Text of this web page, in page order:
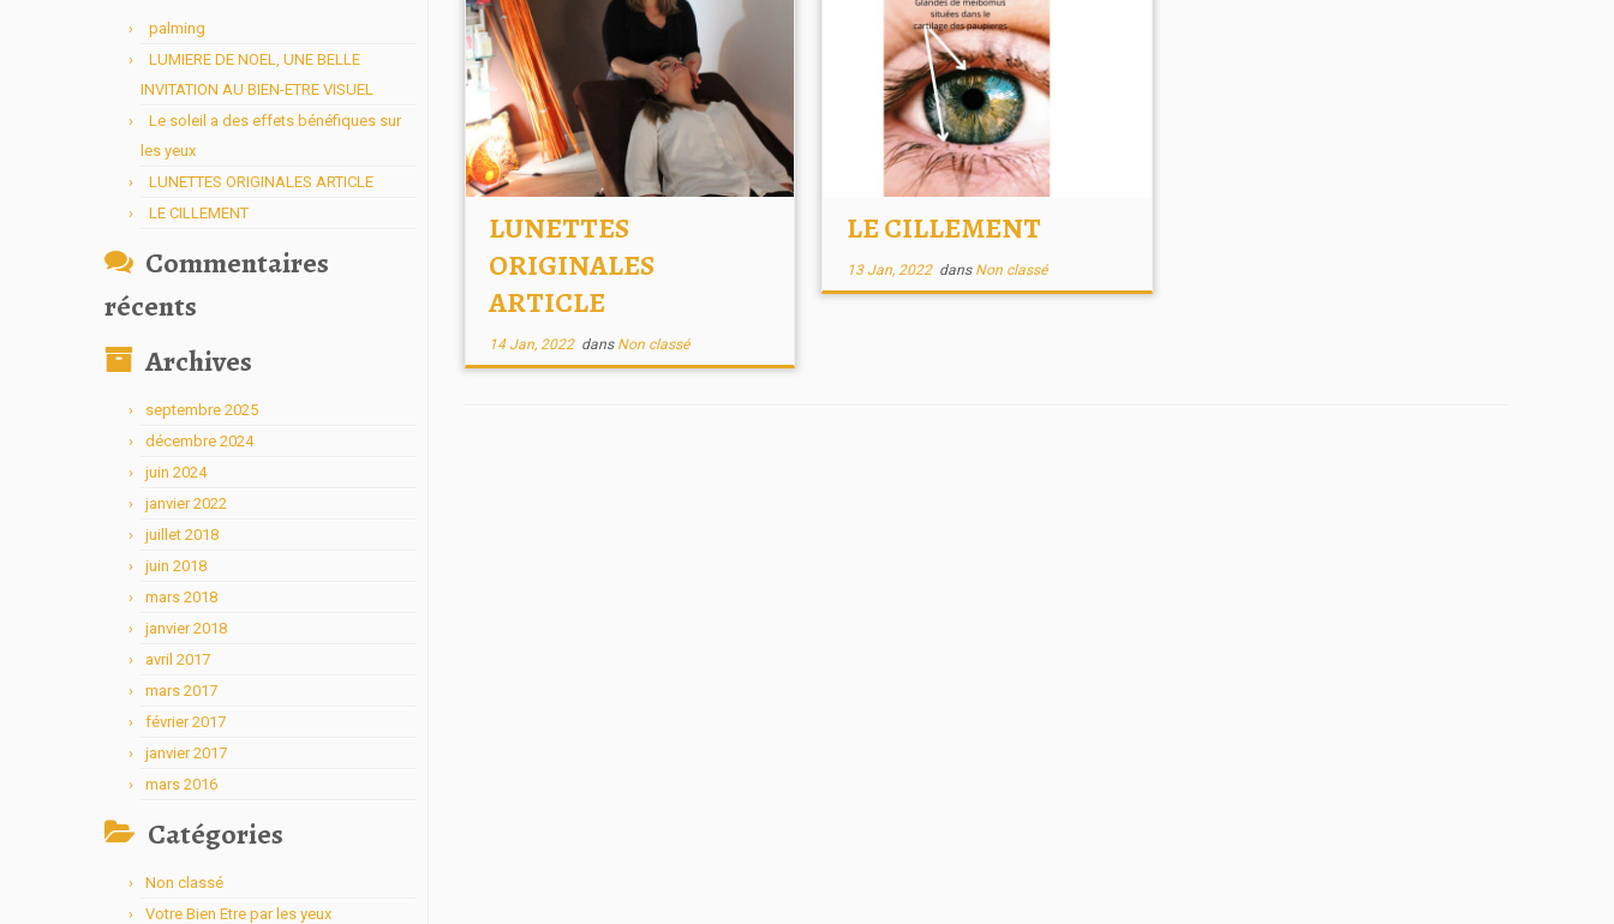
palming
LUMIERE DE NOEL, UNE BELLE
INVITATION AU BIEN-ETRE VISUEL
Le soleil a des effets bénéfiques sur
les yeux
LUNETTES ORIGINALES ARTICLE
LE CILLEMENT
Commentaires
récents
Archives
septembre 2025
décembre 2024
juin 2024
janvier 2022
juillet 2018
juin 2018
mars 2018
janvier 2018
avril 2017
mars 2017
février 2017
janvier 2017
mars 2016
Catégories
Non classé
Votre Bien Etre par les yeux
LUNETTES
ORIGINALES
ARTICLE
14 Jan, 2022dans Non classé
LE CILLEMENT
13 Jan, 2022dans Non classé